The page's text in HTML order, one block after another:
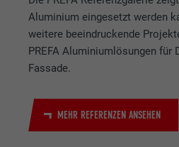
Aluminium eingesetzt werden
weitere beeindruckende
PREFA Aluminiumlösungen für
Fassade.
MEHR REFERENZEN ANSEHEN